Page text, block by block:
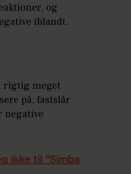
og
iblandt.
rigtig meget
på, fastslår
negative
ikke til "Simba